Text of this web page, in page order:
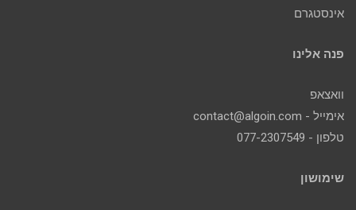
אינסטגרם
פנה אלינו
וואצאפ
אימייל - contact@algoin.com
טלפון - 077-2307549
שימושון